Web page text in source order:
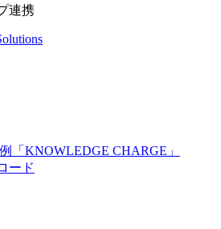
連携
「KNOWLEDGE CHARGE」
ード